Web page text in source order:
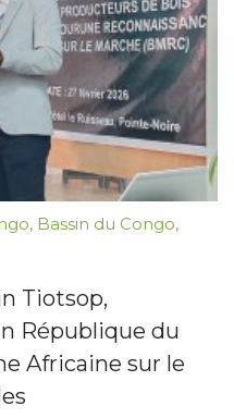
, Bassin du Congo,
Tiotsop,
République du
Africaine sur le